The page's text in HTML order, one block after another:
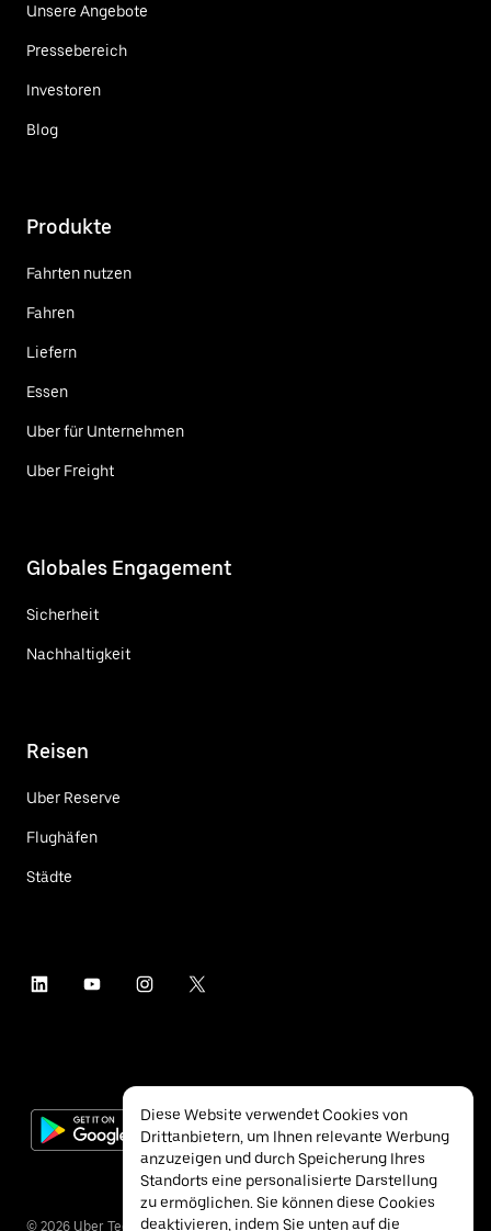
Unsere Angebote
Pressebereich
Investoren
Blog
Produkte
Fahrten nutzen
Fahren
Liefern
Essen
Uber für Unternehmen
Uber Freight
Globales Engagement
Sicherheit
Nachhaltigkeit
Reisen
Uber Reserve
Flughäfen
Städte
© 2026 Uber Technologies Inc.
Diese Website verwendet Cookies von
Drittanbietern, um Ihnen relevante Werbung
anzuzeigen und durch Speicherung Ihres
Standorts eine personalisierte Darstellung
zu ermöglichen. Sie können diese Cookies
deaktivieren, indem Sie unten auf die